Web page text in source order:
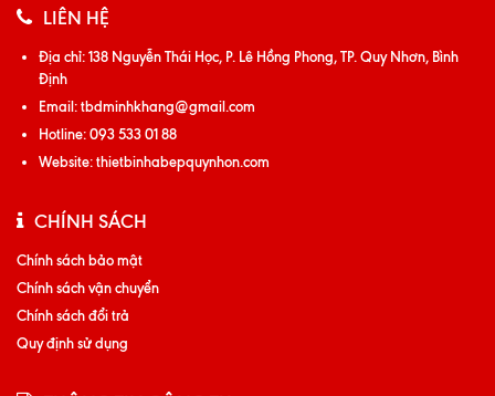
LIÊN HỆ
Địa chỉ:138 Nguyễn Thái Học, P. Lê Hồng Phong, TP. Quy Nhơn, Bình
Định
Email:tbdminhkhang@gmail.com
Hotline:093 533 01 88
Website:thietbinhabepquynhon.com
CHÍNH SÁCH
Chính sách bảo mật
Chính sách vận chuyển
Chính sách đổi trả
Quy định sử dụng